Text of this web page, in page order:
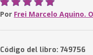
Por Frei Marcelo Aquino.
Código del libro: 749756